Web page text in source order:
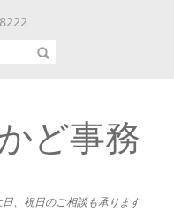
ど事務
、祝日のご相談も承ります